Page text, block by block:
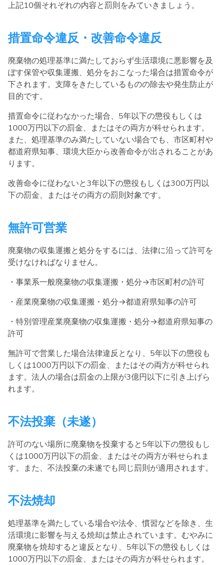
上記10個それぞれの内容と罰則をみていきましょう。
措置命令違反・改善命令違反
廃棄物の処理基準に満たしておらず生活環境に悪影響を及
ぼす保管や収集運搬、処分をおこなった場合は措置命令が
下されます。支障をきたしているものの除去や発生防止が
目的です。
措置命令に従わなかった場合、5年以下の懲役もしくは
1000万円以下の罰金、またはその両方が科せられます。
また、処理基準のみ満たしていない場合でも、市区町村や
都道府県知事、環境大臣から改善命令が出されることがあ
ります。
改善命令に従わないと3年以下の懲役もしくは300万円以
下の罰金、またはその両方の罰則対象です。
無許可営業
廃棄物の収集運搬と処分をするには、法律に沿って許可を
受けなければなりません。
・事業系一般廃棄物の収集運搬・処分→市区町村の許可
・産業廃棄物の収集運搬・処分→都道府県知事の許可
・特別管理産業廃棄物の収集運搬・処分→都道府県知事の
許可
無許可で営業した場合法律違反となり、5年以下の懲役も
しくは1000万円以下の罰金、またはその両方が科せられ
ます。法人の場合は罰金の上限が3億円以下に引き上げら
れます。
不法投棄（未遂）
許可のない場所に廃棄物を投棄すると5年以下の懲役もし
くは1000万円以下の罰金、またはその両方が科せられま
す。また、不法投棄の未遂でも同じ罰則が適用されます。
不法焼却
処理基準を満たしている場合や法令、慣習などを除き、生
活環境に影響を与える焼却は禁止されています。むやみに
廃棄物を焼却すると違反となり、5年以下の懲役もしくは
1000万円以下の罰金、またはその両方が科せられます。